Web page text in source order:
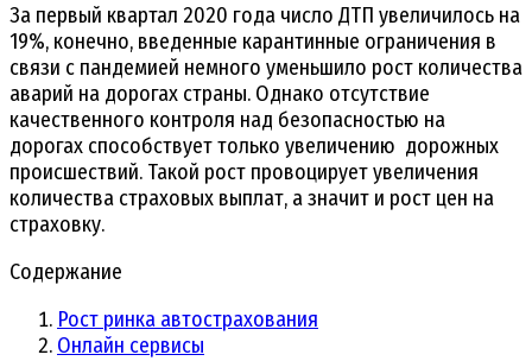
За первый квартал 2020 года число ДТП увеличилось на
19%, конечно, введенные карантинные ограничения в
связи с пандемией немного уменьшило рост количества
аварий на дорогах страны. Однако отсутствие
качественного контроля над безопасностью на
дорогах способствует только увеличению дорожных
происшествий. Такой рост провоцирует увеличения
количества страховых выплат, а значит и рост цен на
страховку.
Содержание
Рост ринка автострахования
Онлайн сервисы